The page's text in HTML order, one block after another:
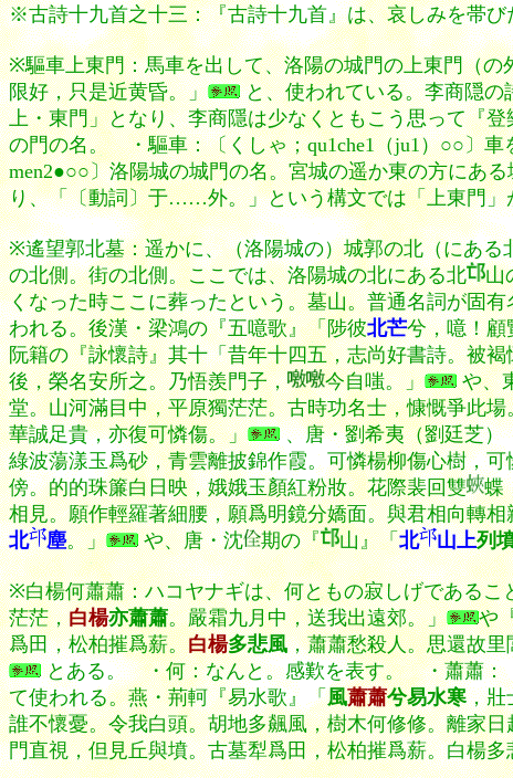
※古詩十九首之十三：『古詩十九首』は、哀しみを帯
※驅車上東門：馬車を出して、洛陽の城門の上東門（
限好，只是近黄昏。」
と、使われている。李商隠の
上・東門」となり、李商隱は少なくともこう思って『登
の門の名。 ・驅車：〔くしゃ；qu1che1（ju1）○○〕
men2●○○〕洛陽城の城門の名。宮城の遥か東の方にあ
り、「〔動詞〕于……外。」という構文では「上東門」
※遙望郭北墓：遥かに、（洛陽城の）城郭の北（にある
の北側。街の北側。ここでは、洛陽城の北にある北
山
くなった時ここに葬ったという。墓山。普通名詞が固
われる。後漢・梁鴻の『五噫歌』「陟彼北芒兮，噫！顧
阮籍の『詠懷詩』其十「昔年十四五，志尚好書詩。被
後，榮名安所之。乃悟羨門子，
今自嗤。」
や、
堂。山河滿目中，平原獨茫茫。古時功名士，慷慨爭此
華誠足貴，亦復可憐傷。」
、唐・劉希夷（劉廷芝）
綠波蕩漾玉爲砂，青雲離披錦作霞。可憐楊柳傷心樹，
傍。的的珠簾白日映，娥娥玉顏紅粉妝。花際裴回雙
蝶
相見。願作輕羅著細腰，願爲明鏡分嬌面。與君相向轉
北
塵。」 や、唐・沈 期の『 山』「北 山上列
※白楊何蕭蕭：ハコヤナギは、何ともの寂しげであるこ
茫茫，白楊亦蕭蕭。嚴霜九月中，送我出遠郊。」
や
爲田，松柏摧爲薪。白楊多悲風，蕭蕭愁殺人。思還故
とある。 ・何：なんと。感歎を表す。 ・蕭蕭：
て使われる。燕・荊軻『易水歌』「風蕭蕭兮易水寒，壯
誰不懷憂。令我白頭。胡地多飆風，樹木何修修。離家
門直視，但見丘與墳。古墓犁爲田，松柏摧爲薪。白楊多